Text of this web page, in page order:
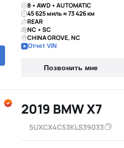
8 • AWD • AUTOMATIC
45 625 миль ≈ 73 426 км
REAR
NC • SC
CHINA GROVE, NC
Отчет VIN
Позвонить мне
2019 BMW X7
5UXCX4C53KLS39033